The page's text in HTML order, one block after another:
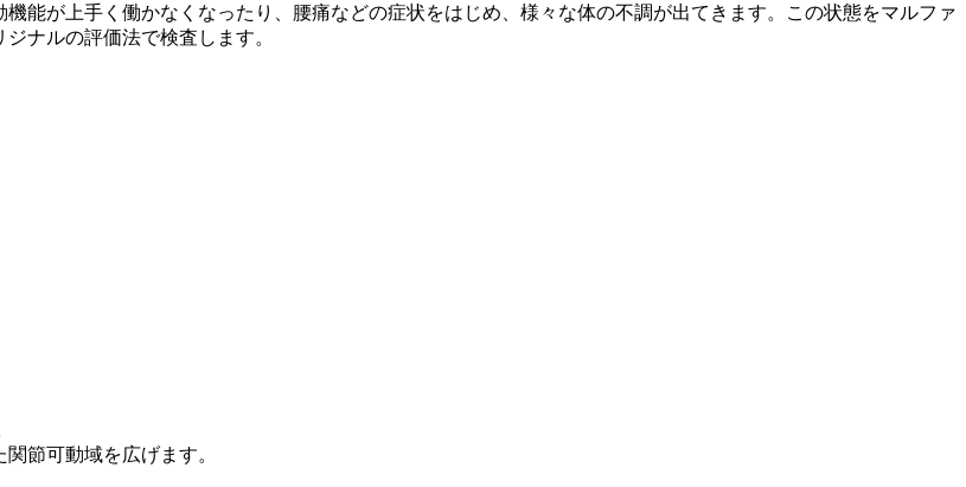
能が上手く働かなくなったり、腰痛などの症状をはじめ、様々な体の不調が出てきます。この状態をマルファ
ナルの評価法で検査します。
節可動域を広げます。